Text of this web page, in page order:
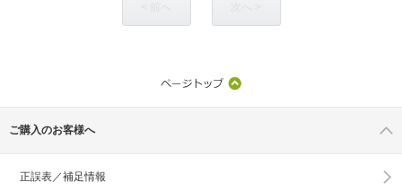
ご購入のお客様へ
正誤表／補足情報